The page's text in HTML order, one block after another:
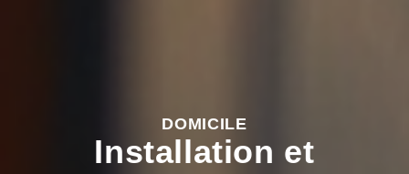
DOMICILE
Installation et